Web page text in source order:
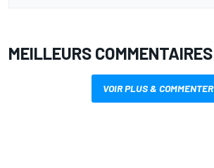
MEILLEURS COMMENTAIRES
VOIR PLUS & COMMENTER